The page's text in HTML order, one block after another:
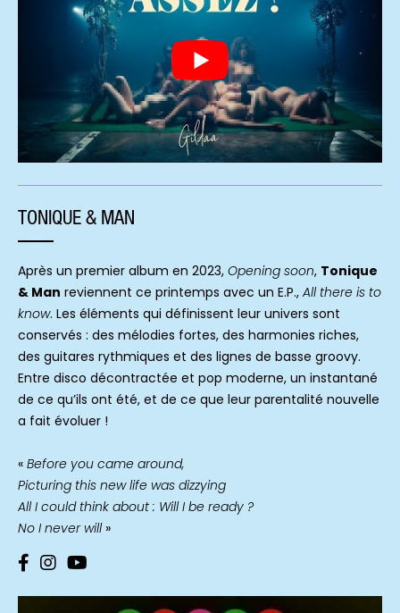
TONIQUE & MAN
Après un premier album en 2023, Opening soon, Tonique
& Man reviennent ce printemps avec un E.P., All there is to
know. Les éléments qui définissent leur univers sont
conservés : des mélodies fortes, des harmonies riches,
des guitares rythmiques et des lignes de basse groovy.
Entre disco décontractée et pop moderne, un instantané
de ce qu’ils ont été, et de ce que leur parentalité nouvelle
a fait évoluer !
« Before you came around,
Picturing this new life was dizzying
All I could think about : Will I be ready ?
No I never will »